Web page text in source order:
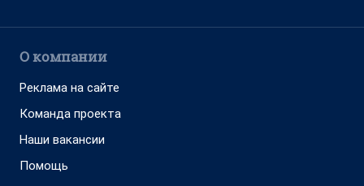
О компании
Реклама на сайте
Команда проекта
Наши вакансии
Помощь